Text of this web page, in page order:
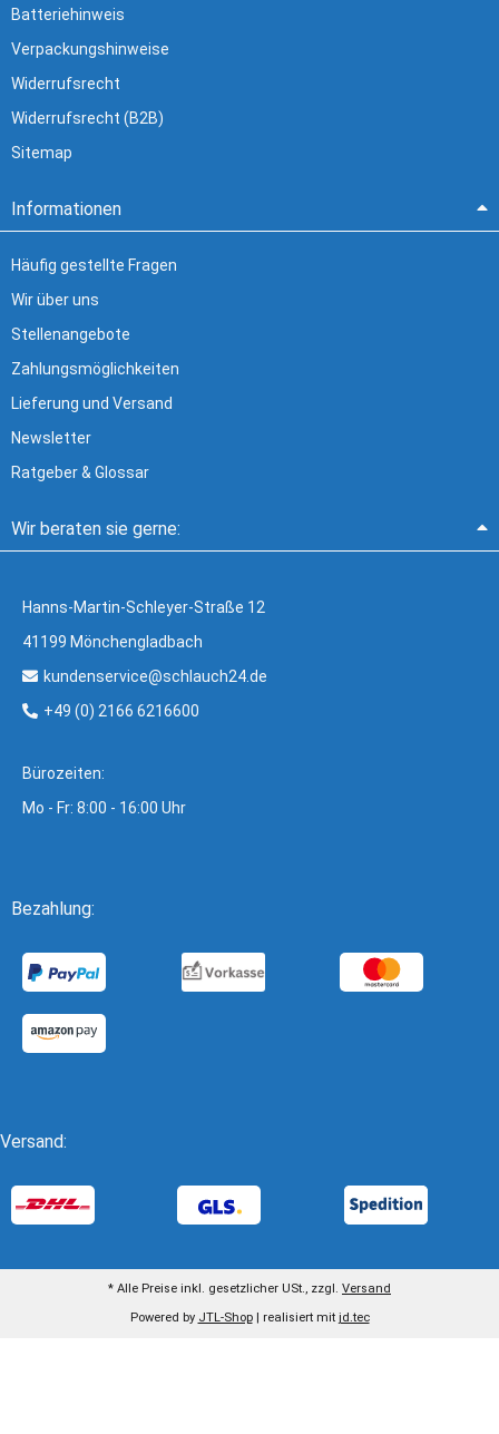
Batteriehinweis
Verpackungshinweise
Widerrufsrecht
Widerrufsrecht (B2B)
Sitemap
Informationen
Häufig gestellte Fragen
Wir über uns
Stellenangebote
Zahlungsmöglichkeiten
Lieferung und Versand
Newsletter
Ratgeber & Glossar
Wir beraten sie gerne:
Hanns-Martin-Schleyer-Straße 12
41199 Mönchengladbach
kundenservice@schlauch24.de
+49 (0) 2166 6216600
Bürozeiten:
Mo - Fr: 8:00 - 16:00 Uhr
Bezahlung:
Versand:
* Alle Preise inkl. gesetzlicher USt., zzgl. Versand
Powered by JTL-Shop | realisiert mit jd.tec